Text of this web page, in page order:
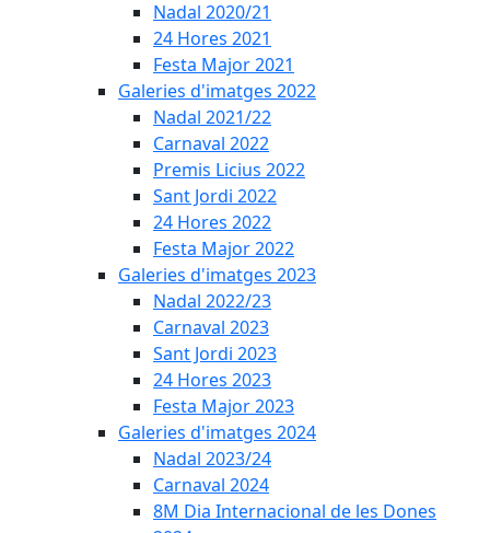
Nadal 2020/21
24 Hores 2021
Festa Major 2021
Galeries d'imatges 2022
Nadal 2021/22
Carnaval 2022
Premis Licius 2022
Sant Jordi 2022
24 Hores 2022
Festa Major 2022
Galeries d'imatges 2023
Nadal 2022/23
Carnaval 2023
Sant Jordi 2023
24 Hores 2023
Festa Major 2023
Galeries d'imatges 2024
Nadal 2023/24
Carnaval 2024
8M Dia Internacional de les Dones